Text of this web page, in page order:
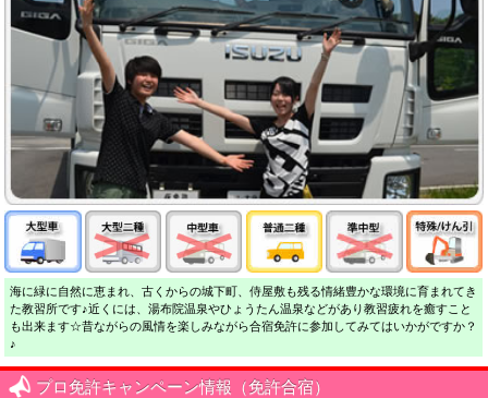
海に緑に自然に恵まれ、古くからの城下町、侍屋敷も残る情緒豊かな環境に育まれてき
た教習所です♪近くには、湯布院温泉やひょうたん温泉などがあり教習疲れを癒すこと
も出来ます☆昔ながらの風情を楽しみながら合宿免許に参加してみてはいかがですか？
♪
プロ免許キャンペーン情報（免許合宿）